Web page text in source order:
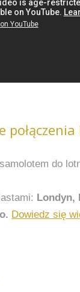
do
Londyn,
Dowiedz się